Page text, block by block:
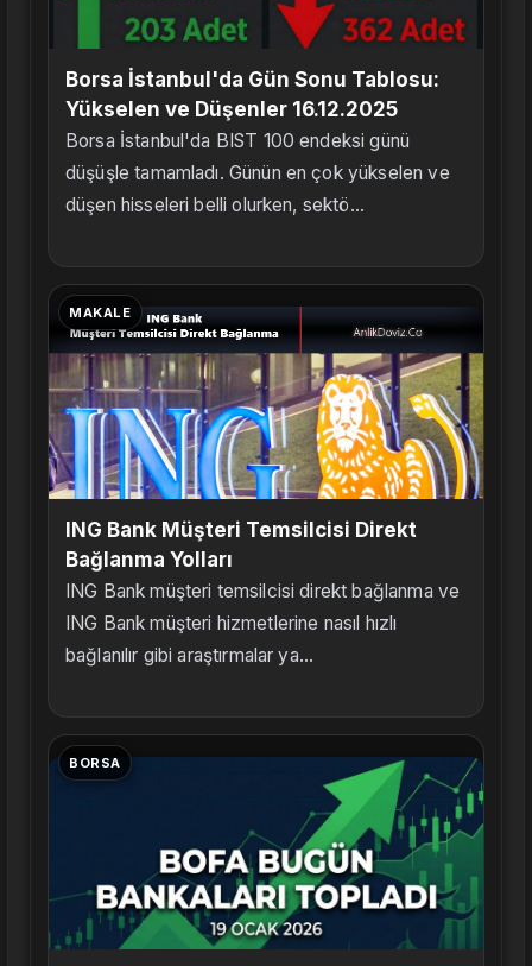
Borsa İstanbul'da Gün Sonu Tablosu:
Yükselen ve Düşenler 16.12.2025
Borsa İstanbul'da BIST 100 endeksi günü
düşüşle tamamladı. Günün en çok yükselen ve
düşen hisseleri belli olurken, sektö...
MAKALE
ING Bank Müşteri Temsilcisi Direkt
Bağlanma Yolları
ING Bank müşteri temsilcisi direkt bağlanma ve
ING Bank müşteri hizmetlerine nasıl hızlı
bağlanılır gibi araştırmalar ya...
BORSA